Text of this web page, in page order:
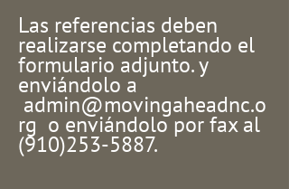
Las referencias deben
realizarse completando el
formulario adjunto. y
enviándolo a
admin@movingaheadnc.o
rg o enviándolo por fax al
(910)253-5887.